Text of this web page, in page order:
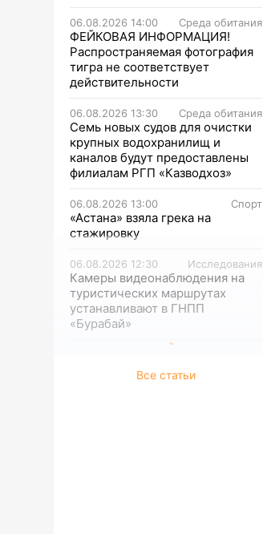
06.08.2026 14:00 Среда обитания
ФЕЙКОВАЯ ИНФОРМАЦИЯ!
Распространяемая фотография
тигра не соответствует
действительности
06.08.2026 13:30 Среда обитания
Семь новых судов для очистки
крупных водохранилищ и
каналов будут предоставлены
филиалам РГП «Казводхоз»
06.08.2026 13:00 Спорт
«Астана» взяла грека на
стажировку
06.08.2026 12:30 Исследования
Камеры видеонаблюдения на
туристических маршрутах
устанавливают в ГНПП
«Бурабай»
Все статьи